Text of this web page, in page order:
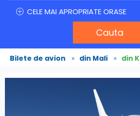
CELE MAI APROPRIATE ORASE
Cauta
Bilete de avion » din Mali » din